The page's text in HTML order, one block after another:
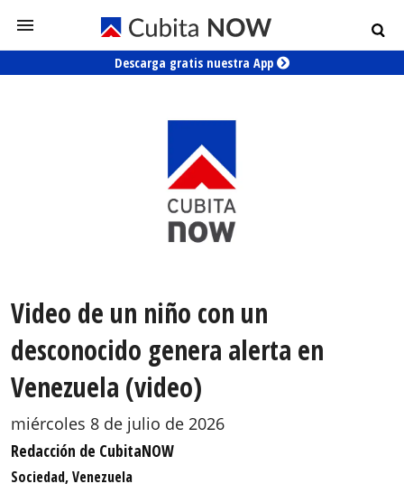
Descarga gratis nuestra App
Video de un niño con un
desconocido genera alerta en
Venezuela (video)
miércoles 8 de julio de 2026
Redacción de CubitaNOW
Sociedad, Venezuela